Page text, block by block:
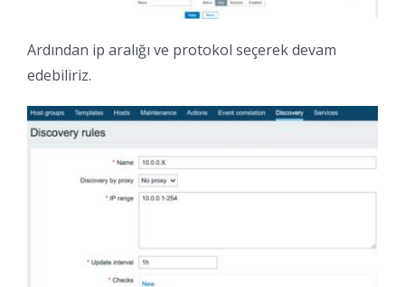
Ardından ip aralığı ve protokol seçerek devam
edebiliriz.